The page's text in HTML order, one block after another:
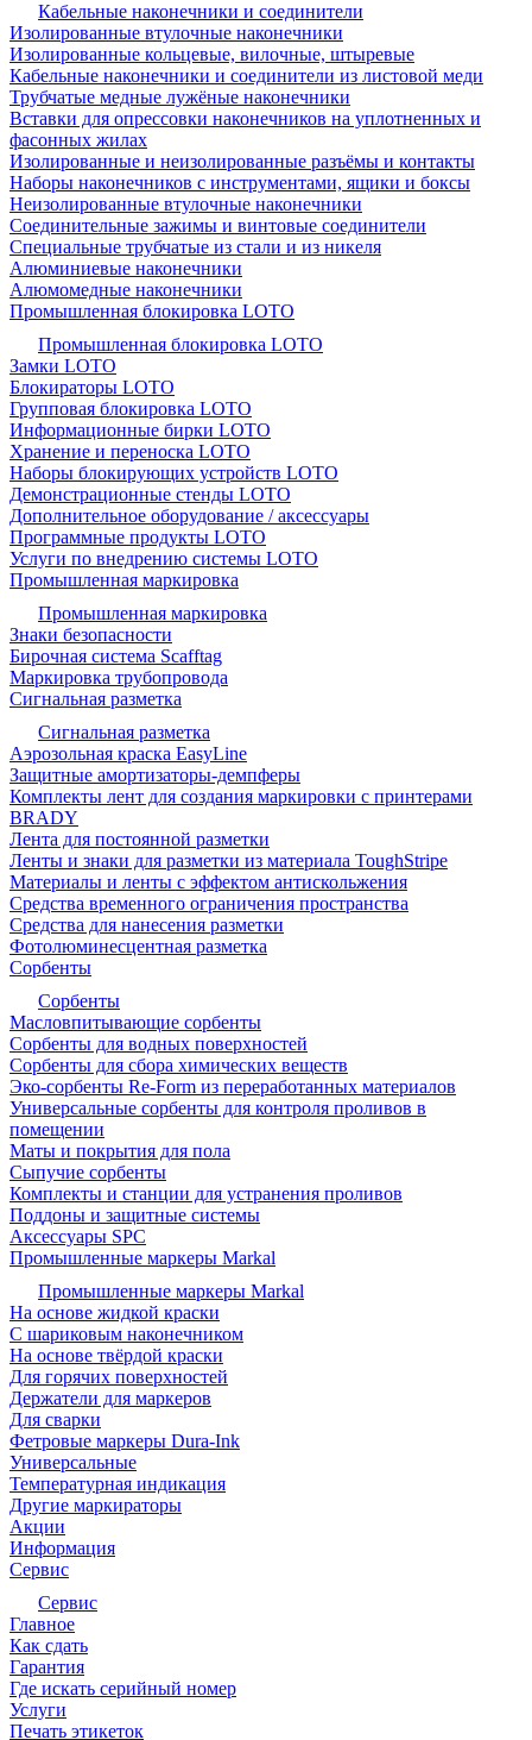
Кабельные наконечники и соединители
Изолированные втулочные наконечники
Изолированные кольцевые, вилочные, штыревые
Кабельные наконечники и соединители из листовой меди
Трубчатые медные лужёные наконечники
Вставки для опрессовки наконечников на уплотненных и
фасонных жилах
Изолированные и неизолированные разъёмы и контакты
Наборы наконечников с инструментами, ящики и боксы
Неизолированные втулочные наконечники
Соединительные зажимы и винтовые соединители
Специальные трубчатые из стали и из никеля
Алюминиевые наконечники
Алюмомедные наконечники
Промышленная блокировка LOTO
Промышленная блокировка LOTO
Замки LOTO
Блокираторы LOTO
Групповая блокировка LOTO
Информационные бирки LOTO
Хранение и переноска LOTO
Наборы блокирующих устройств LOTO
Демонстрационные стенды LOTO
Дополнительное оборудование / аксессуары
Программные продукты LOTO
Услуги по внедрению системы LOTO
Промышленная маркировка
Промышленная маркировка
Знаки безопасности
Бирочная система Scafftag
Маркировка трубопровода
Сигнальная разметка
Сигнальная разметка
Аэрозольная краска EasyLine
Защитные амортизаторы-демпферы
Комплекты лент для создания маркировки с принтерами
BRADY
Лента для постоянной разметки
Ленты и знаки для разметки из материала ToughStripe
Материалы и ленты с эффектом антискольжения
Средства временного ограничения пространства
Средства для нанесения разметки
Фотолюминесцентная разметка
Сорбенты
Сорбенты
Масловпитывающие сорбенты
Сорбенты для водных поверхностей
Сорбенты для сбора химических веществ
Эко-сорбенты Re-Form из переработанных материалов
Универсальные сорбенты для контроля проливов в
помещении
Маты и покрытия для пола
Сыпучие сорбенты
Комплекты и станции для устранения проливов
Поддоны и защитные системы
Аксессуары SPC
Промышленные маркеры Markal
Промышленные маркеры Markal
На основе жидкой краски
С шариковым наконечником
На основе твёрдой краски
Для горячих поверхностей
Держатели для маркеров
Для сварки
Фетровые маркеры Dura-Ink
Универсальные
Температурная индикация
Другие маркираторы
Акции
Информация
Сервис
Сервис
Главное
Как сдать
Гарантия
Где искать серийный номер
Услуги
Печать этикеток